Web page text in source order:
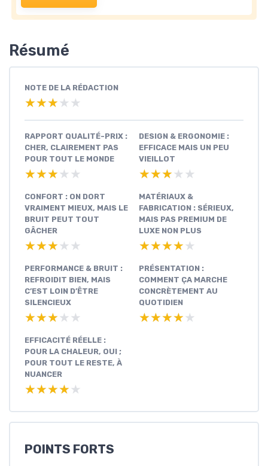
Résumé
NOTE DE LA RÉDACTION
★★★★★
★★★★★
RAPPORT QUALITÉ-PRIX :
CHER, CLAIREMENT PAS
POUR TOUT LE MONDE
★★★★★
★★★★★
DESIGN & ERGONOMIE :
EFFICACE MAIS UN PEU
VIEILLOT
★★★★★
★★★★★
CONFORT : ON DORT
VRAIMENT MIEUX, MAIS LE
BRUIT PEUT TOUT
GÂCHER
★★★★★
★★★★★
MATÉRIAUX &
FABRICATION : SÉRIEUX,
MAIS PAS PREMIUM DE
LUXE NON PLUS
★★★★★
★★★★★
PERFORMANCE & BRUIT :
REFROIDIT BIEN, MAIS
C’EST LOIN D’ÊTRE
SILENCIEUX
★★★★★
★★★★★
PRÉSENTATION :
COMMENT ÇA MARCHE
CONCRÈTEMENT AU
QUOTIDIEN
★★★★★
★★★★★
EFFICACITÉ RÉELLE :
POUR LA CHALEUR, OUI ;
POUR TOUT LE RESTE, À
NUANCER
★★★★★
★★★★★
POINTS FORTS